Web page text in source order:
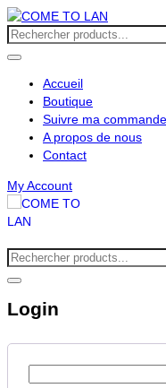
Accueil
Boutique
Suivre ma commande
A propos de nous
Contact
My Account
Login